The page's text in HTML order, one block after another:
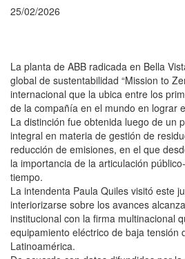
25/02/2026
La planta de ABB radicada en Bella
global de sustentabilidad “Mission to
internacional que la ubica entre los
de la compañía en el mundo en lograr
La distinción fue obtenida luego de un
integral en materia de gestión de
reducción de emisiones, en el que
la importancia de la articulación
tiempo.
La intendenta Paula Quiles visitó este
interiorizarse sobre los avances
institucional con la firma multinacional
equipamiento eléctrico de baja tensión
Latinoamérica.